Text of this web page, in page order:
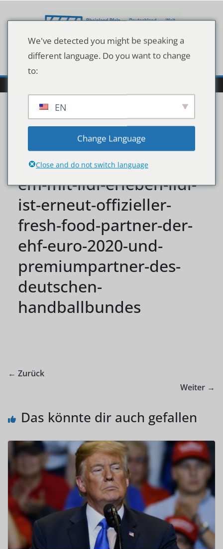
Inhalt
frisch-vom-feld-die-
handball-highlights-der-
em-mit-lidl-erleben-lidl-
ist-erneut-offizieller-
fresh-food-partner-der-
ehf-euro-2020-und-
premiumpartner-des-
deutschen-
handballbundes
← Zurück
Weiter →
Das könnte dir auch gefallen
We've detected you might be speaking a
different language. Do you want to change
to:
EN
Change Language
Close and do not switch language